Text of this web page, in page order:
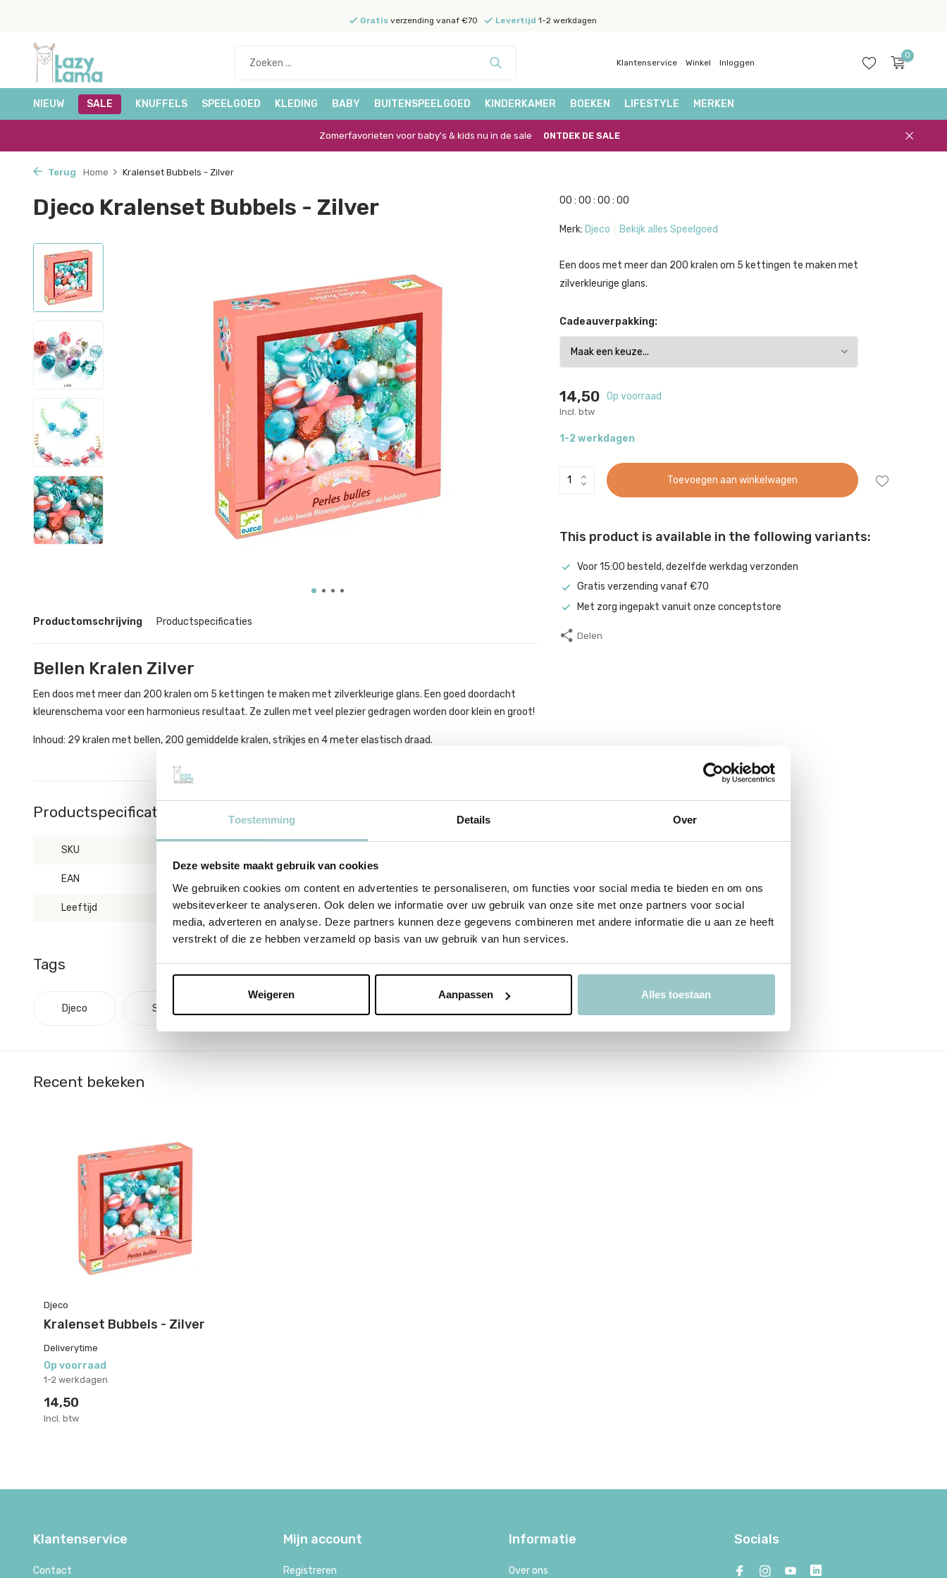
Toestemming Details Over
Deze website maakt gebruik van cookies
We gebruiken cookies om content en advertenties te personaliseren, om functies voor social media te bieden en om ons
websiteverkeer te analyseren. Ook delen we informatie over uw gebruik van onze site met onze partners voor social
media, adverteren en analyse. Deze partners kunnen deze gegevens combineren met andere informatie die u aan ze heeft
verstrekt of die ze hebben verzameld op basis van uw gebruik van hun services.
Weigeren Aanpassen Alles toestaan
Gratisverzending vanaf €70 Levertijd 1-2 werkdagen
Klantenservice Winkel Inloggen
0
NIEUW SALE KNUFFELS SPEELGOED KLEDING BABY BUITENSPEELGOED KINDERKAMER BOEKEN LIFESTYLE MERKEN
Zomerfavorieten voor baby's & kids nu in de sale ONTDEK DE SALE
Terug Home Kralenset Bubbels - Zilver
Djeco Kralenset Bubbels - Zilver
Productomschrijving Productspecificaties
Bellen Kralen Zilver
Een doos met meer dan 200 kralen om 5 kettingen te maken met zilverkleurige glans. Een goed doordacht
kleurenschema voor een harmonieus resultaat. Ze zullen met veel plezier gedragen worden door klein en groot!
Inhoud: 29 kralen met bellen, 200 gemiddelde kralen, strikjes en 4 meter elastisch draad.
Productspecificaties
SKU
EAN
Leeftijd vanaf 6 jaar
00 : 00 : 00 : 00
Merk: Djeco Bekijk alles Speelgoed
Een doos met meer dan 200 kralen om 5 kettingen te maken met
zilverkleurige glans.
Cadeauverpakking:
14,50 Op voorraad
Incl. btw
1-2 werkdagen
Toevoegen aan winkelwagen
This product is available in the following variants:
Voor 15:00 besteld, dezelfde werkdag verzonden
Gratis verzending vanaf €70
Met zorg ingepakt vanuit onze conceptstore
Delen
Tags
Djeco Sieraden
Recent bekeken
Djeco
Kralenset Bubbels - Zilver
Deliverytime
Op voorraad
1-2 werkdagen
14,50
Incl. btw
Klantenservice
Contact
Mijn account
Registreren
Informatie
Over ons
Socials